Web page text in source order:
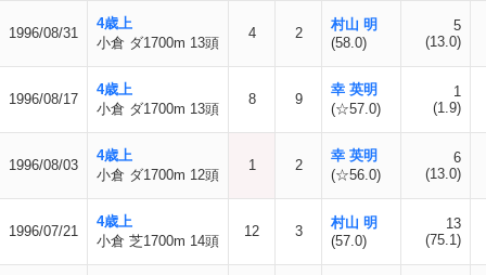
1996/08/31
4歳上
小倉 ダ1700m 13頭
4 2
村山 明
(58.0)
5
(13.0)
1996/08/17
4歳上
小倉 ダ1700m 13頭
8 9
幸 英明
(☆57.0)
1
(1.9)
1996/08/03
4歳上
小倉 ダ1700m 12頭
1 2
幸 英明
(☆56.0)
6
(13.0)
1996/07/21
4歳上
小倉 芝1700m 14頭
12 3
村山 明
(57.0)
13
(75.1)